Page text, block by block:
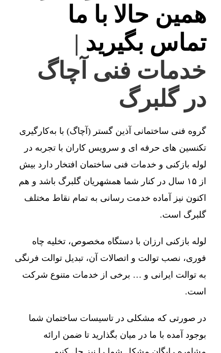
همین حالا با ما
تماس بگیرید |
خدمات فنی آچاگ
در گلبرگ
گروه فنی ساختمانی آذین گستر (آچاگ) با به‌کارگیری
تکنسین های حرفه ای و سرویس کاران با تجربه در
لوله بازکنی و خدمات فنی ساختمان افتخار دارد بیش
از ۱۵ سال در کنار شما همشهریان گلبرگ باشد و هم
اکنون نیز آماده خدمت رسانی به تمام نقاط مختلف
گلبرگ است.
لوله بازکنی ارزان با دستگاه مخصوص، تخلیه چاه
فوری، نصب توالت و اتصالات آن، تبدیل توالت فرنگی
به توالت ایرانی و … برخی از خدمات متنوع شرکت
است.
در صورتی که مشکلی در تاسیسات ساختمان شما
بوجود آمده با ما در میان بگذارید تا ضمن ارائه